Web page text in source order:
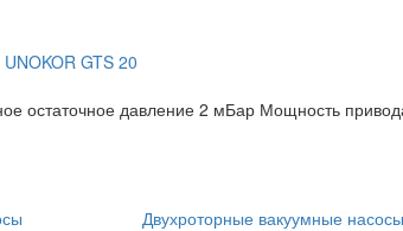
GTS 20
остаточное давление 2 мБар Мощность
Двухроторные вакуумные насосы